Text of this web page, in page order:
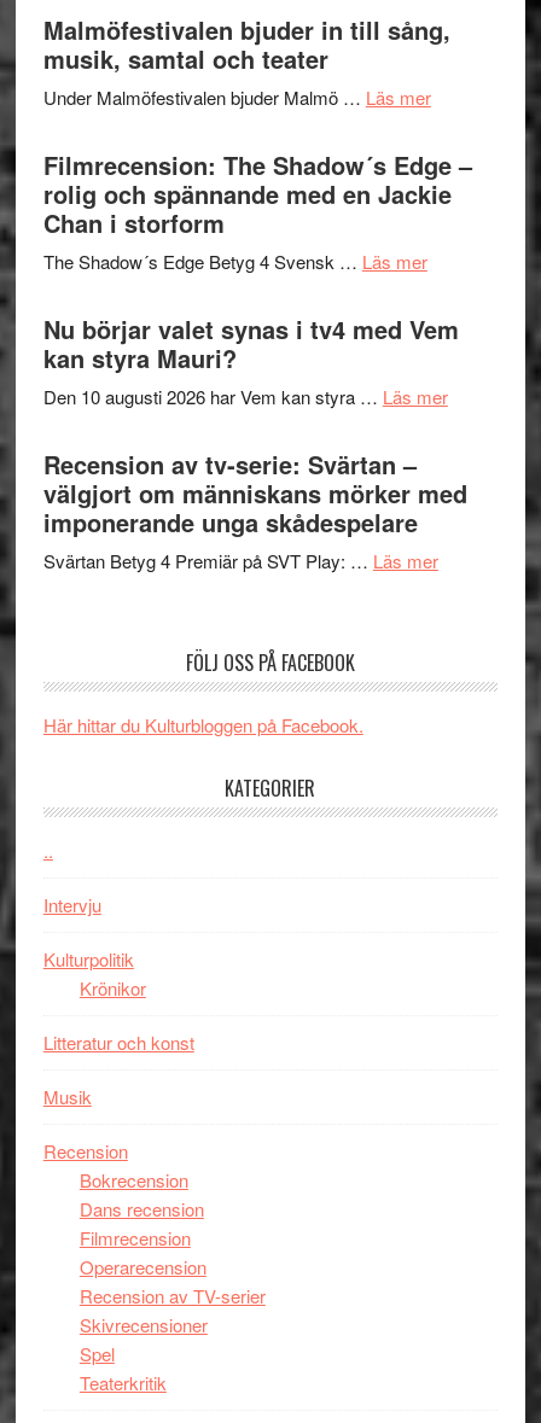
Hannes
Pöntinen
avslutar
Malmöfestivalen bjuder in till sång,
musik, samtal och teater
Under Malmöfestivalen bjuder Malmö … Läs merom
in
till
och
Filmrecension: The Shadow´s Edge –
rolig och spännande med en Jackie
Chan i storform
The Shadow´s Edge Betyg 4 Svensk … Läs merom
Shadow
Edge
och
en
storform
Nu börjar valet synas i tv4 med Vem
kan styra Mauri?
Den 10 augusti 2026 har Vem kan styra … Läs merom
valet
synas
styra
Recension av tv-serie: Svärtan –
välgjort om människans mörker med
imponerande unga skådespelare
Svärtan Betyg 4 Premiär på SVT Play: … Läs merom
människans
FÖLJ OSS PÅ FACEBOOK
Här hittar du Kulturbloggen på Facebook.
KATEGORIER
..
Intervju
Kulturpolitik
Krönikor
Litteratur och konst
Musik
Recension
Bokrecension
Dans recension
Filmrecension
Operarecension
Recension av TV-serier
Skivrecensioner
Spel
Teaterkritik